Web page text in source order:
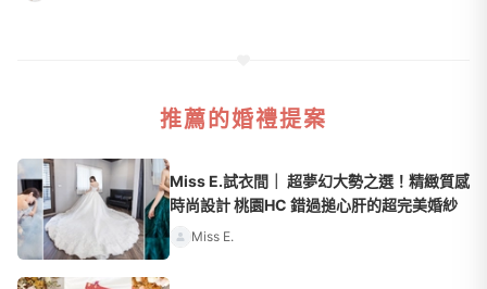
推薦的婚禮提案
Miss E.試衣間｜ 超夢幻大勢之選！精緻質感
時尚設計 桃園HC 錯過搥心肝的超完美婚紗
Miss E.